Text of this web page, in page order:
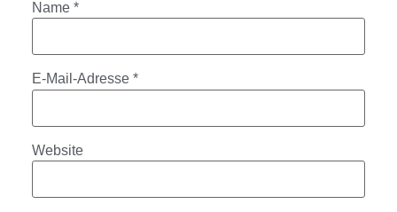
Name *
E-Mail-Adresse *
Website